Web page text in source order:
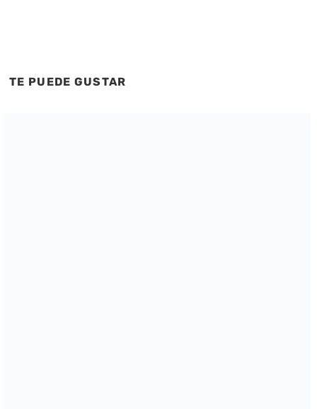
TE PUEDE GUSTAR